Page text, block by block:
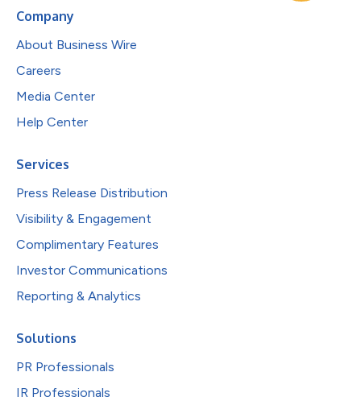
Company
About Business Wire
Careers
Media Center
Help Center
Services
Press Release Distribution
Visibility & Engagement
Complimentary Features
Investor Communications
Reporting & Analytics
Solutions
PR Professionals
IR Professionals